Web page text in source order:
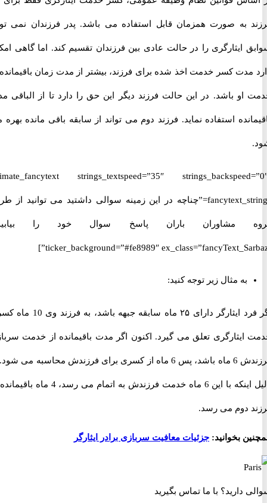
به صورت همزمان قابل استفاده می باشد. پدر فرزندان نمی تواند
ایثارگری را در حالت عادی بین فرزندان تقسیم کند. اما گاهی امکان
کسر خدمت اخذ شده برای فرزند، بیشتر از مدت زمان باقیمانده از
باشد. در این حالت فرزند دیگر این حق را دارد تا از الباقی مدت
استفاده نماید. فرزند دوم می تواند از سابقه باقی مانده بهره مند
[ultimate_fancytext strings_textspeed=”35″
fancytext_strings=”چناچه در این زمینه سوالی داشتید می توانید از طریق
مشاوران باران پاسخ سوال خود را بیابید.”
ticker_background=”#fe8989″
به مثال زیر توجه کنید:
اگر فرد ایثارگر دارای ۲۵ ماه سابقه جبهه باشد، به فرزند وی 10 ماه کسری
تعلق می گیرد. اکنون اگر مدت باقیمانده از خدمت سربازی
فرزندش 6 ماه باشد، پس 6 ماه از کسری برای فرزندش محاسبه می شود. به
دلیل اینکه با این 6 ماه خدمت فرزندش به اتمام می رسد، 4 ماه باقیمانده به
دوم می رسد.
بخوانید: جزئیات معافیت سربازی برادر ایثارگر
دارید؟ با ما تماس بگیرید